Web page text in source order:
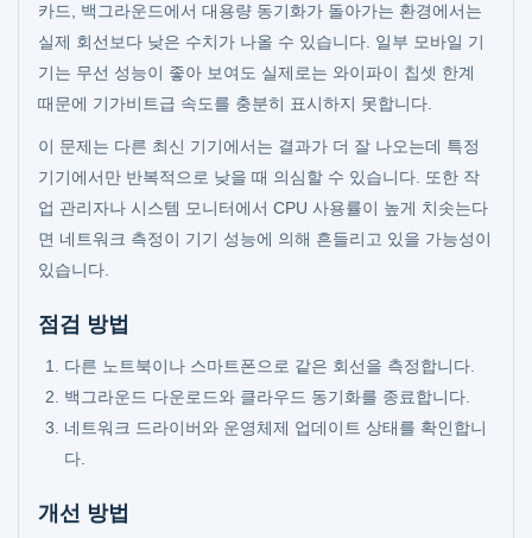
카드, 백그라운드에서 대용량 동기화가 돌아가는 환경에서는
실제 회선보다 낮은 수치가 나올 수 있습니다. 일부 모바일 기
기는 무선 성능이 좋아 보여도 실제로는 와이파이 칩셋 한계
때문에 기가비트급 속도를 충분히 표시하지 못합니다.
이 문제는 다른 최신 기기에서는 결과가 더 잘 나오는데 특정
기기에서만 반복적으로 낮을 때 의심할 수 있습니다. 또한 작
업 관리자나 시스템 모니터에서 CPU 사용률이 높게 치솟는다
면 네트워크 측정이 기기 성능에 의해 흔들리고 있을 가능성이
있습니다.
점검 방법
다른 노트북이나 스마트폰으로 같은 회선을 측정합니다.
백그라운드 다운로드와 클라우드 동기화를 종료합니다.
네트워크 드라이버와 운영체제 업데이트 상태를 확인합니
다.
개선 방법